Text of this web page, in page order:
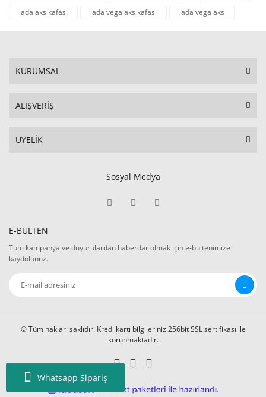
Whatsapp Sipariş
lada aks kafası
lada vega aks kafası lada vega aks
KURUMSAL
ALIŞVERİŞ
ÜYELİK
Sosyal Medya
E-BÜLTEN
Tüm kampanya ve duyurulardan haberdar olmak için e-bültenimize
kaydolunuz.
© Tüm hakları saklıdır. Kredi kartı bilgileriniz 256bit SSL sertifikası ile
korunmaktadır.
e-